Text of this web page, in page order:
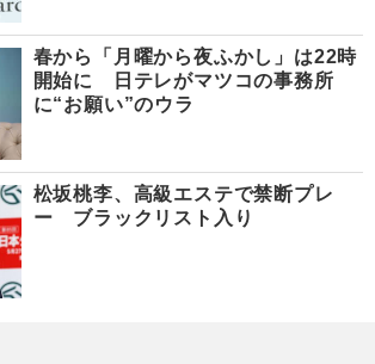
春から「月曜から夜ふかし」は22時
開始に 日テレがマツコの事務所
に“お願い”のウラ
松坂桃李、高級エステで禁断プレ
ー ブラックリスト入り